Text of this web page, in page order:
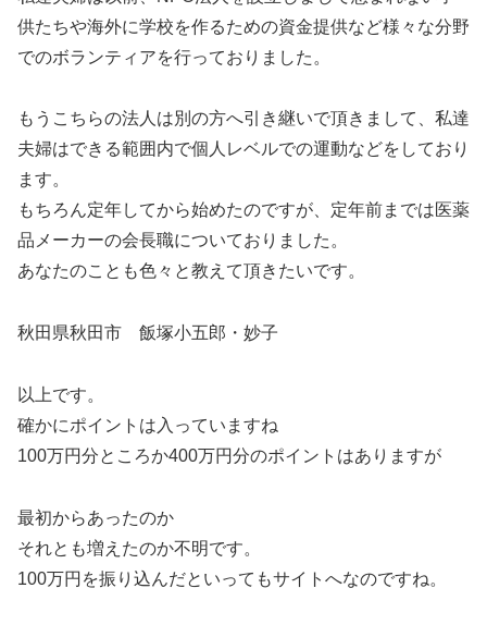
供たちや海外に学校を作るための資金提供など様々な分野
でのボランティアを行っておりました。
もうこちらの法人は別の方へ引き継いで頂きまして、私達
夫婦はできる範囲内で個人レベルでの運動などをしており
ます。
もちろん定年してから始めたのですが、定年前までは医薬
品メーカーの会長職についておりました。
あなたのことも色々と教えて頂きたいです。
秋田県秋田市 飯塚小五郎・妙子
以上です。
確かにポイントは入っていますね
100万円分ところか400万円分のポイントはありますが
最初からあったのか
それとも増えたのか不明です。
100万円を振り込んだといってもサイトへなのですね。